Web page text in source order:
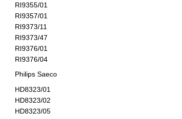
RI9355/01
RI9357/01
RI9373/11
RI9373/47
RI9376/01
RI9376/04
Philips Saeco
HD8323/01
HD8323/02
HD8323/05